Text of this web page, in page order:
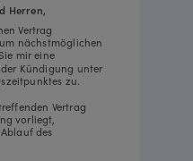
Vertrag
nächstmöglichen
mir eine
Kündigung unter
zu.
Vertrag
vorliegt,
des
Herren,